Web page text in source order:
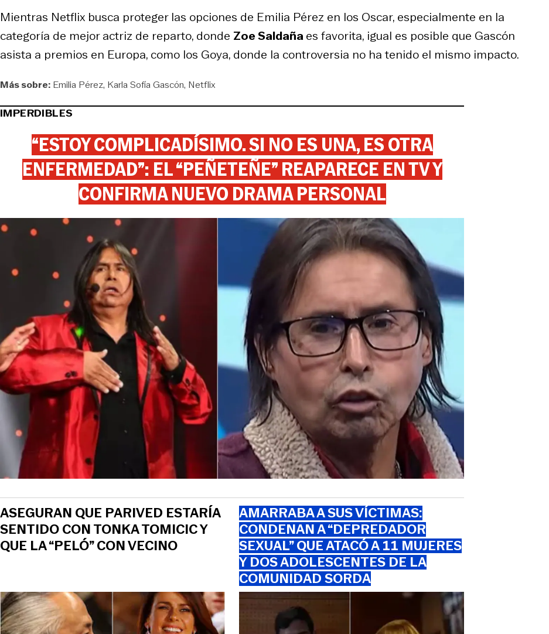
Mientras Netflix busca proteger las opciones de Emilia Pérez en los Oscar, especialmente en la
categoría de mejor actriz de reparto, donde Zoe Saldañaes favorita, igual es posible que Gascón
asista a premios en Europa, como los Goya, donde la controversia no ha tenido el mismo impacto.
Más sobre: Emilia Pérez Karla Sofía Gascón Netflix
IMPERDIBLES
“ESTOY COMPLICADÍSIMO. SI NO ES UNA, ES OTRA
ENFERMEDAD”: EL “PEÑETEÑE” REAPARECE EN TV Y
CONFIRMA NUEVO DRAMA PERSONAL
ASEGURAN QUE PARIVED ESTARÍA
SENTIDO CON TONKA TOMICIC Y
QUE LA “PELÓ” CON VECINO
AMARRABA A SUS VÍCTIMAS:
CONDENAN A “DEPREDADOR
SEXUAL” QUE ATACÓ A 11 MUJERES
Y DOS ADOLESCENTES DE LA
COMUNIDAD SORDA